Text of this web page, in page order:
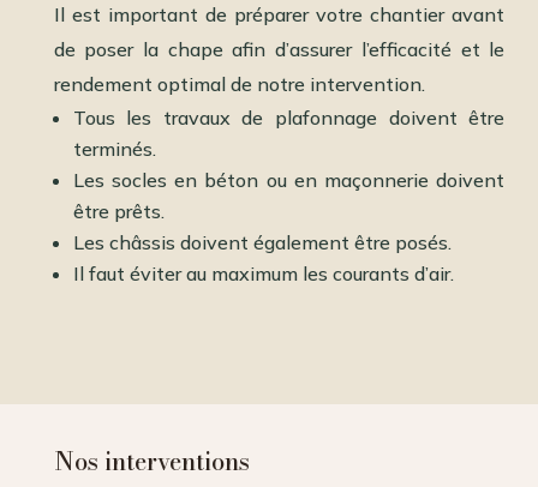
Il est important de préparer votre chantier avant
de poser la chape afin d’assurer l’efficacité et le
rendement optimal de notre intervention.
Tous les travaux de plafonnage doivent être
terminés.
Les socles en béton ou en maçonnerie doivent
être prêts.
Les châssis doivent également être posés.
Il faut éviter au maximum les courants d’air.
Nos interventions